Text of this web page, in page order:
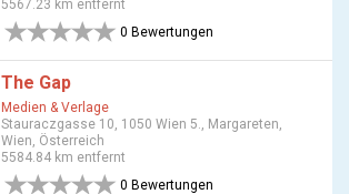
5567.23 km entfernt
0 Bewertungen
The Gap
Medien & Verlage
Stauraczgasse 10, 1050 Wien 5., Margareten,
Wien, Österreich
5584.84 km entfernt
0 Bewertungen